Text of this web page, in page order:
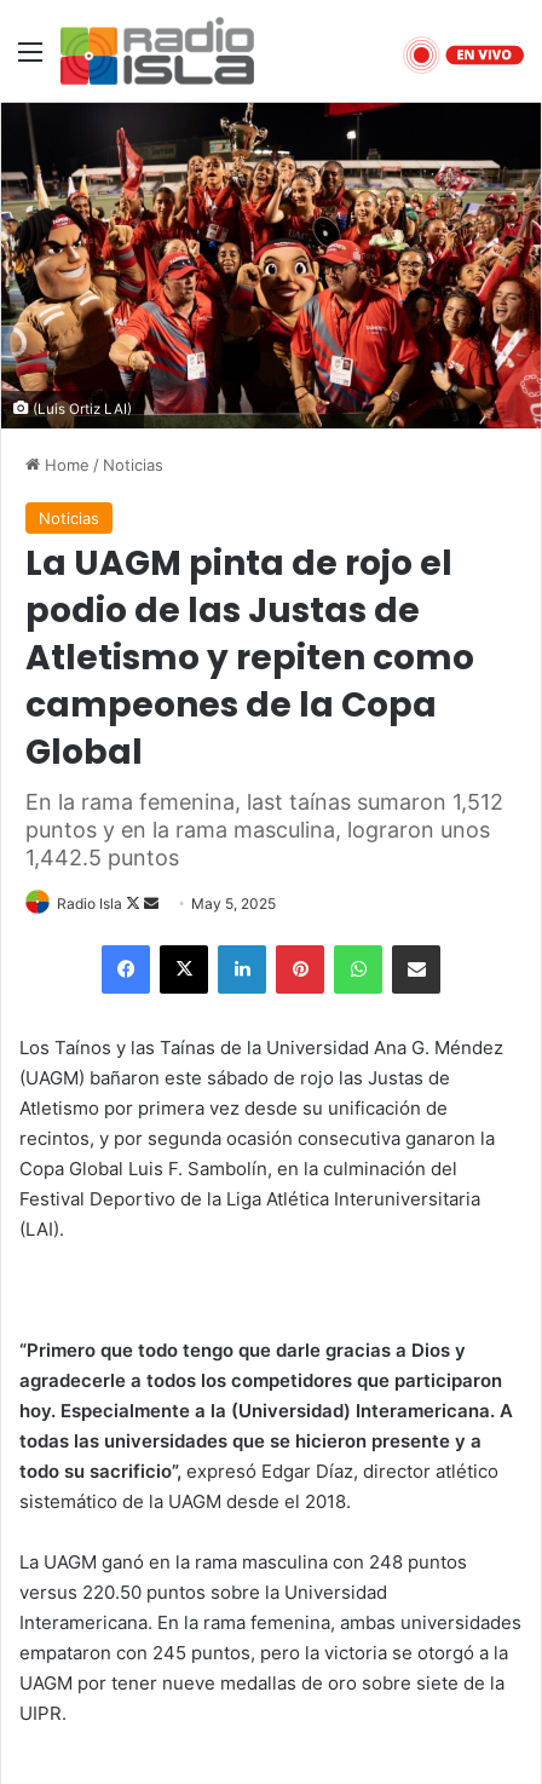
Menu
(Luis Ortiz LAI)
Home / Noticias
Noticias
La UAGM pinta de rojo el
podio de las Justas de
Atletismo y repiten como
campeones de la Copa
Global
En la rama femenina, last taínas sumaron 1,512
puntos y en la rama masculina, lograron unos
1,442.5 puntos
Radio Isla
Follow
Send
email
May 5, 2025
Facebook
X LinkedInPinterestWhatsAppShare via Email
Los Taínos y las Taínas de la Universidad Ana G. Méndez
(UAGM) bañaron este sábado de rojo las Justas de
Atletismo por primera vez desde su unificación de
recintos, y por segunda ocasión consecutiva ganaron la
Copa Global Luis F. Sambolín, en la culminación del
Festival Deportivo de la Liga Atlética Interuniversitaria
(LAI).
“Primero que todo tengo que darle gracias a Dios y
agradecerle a todos los competidores que participaron
hoy. Especialmente a la (Universidad) Interamericana. A
todas las universidades que se hicieron presente y a
todo su sacrificio”, expresó Edgar Díaz, director atlético
sistemático de la UAGM desde el 2018.
La UAGM ganó en la rama masculina con 248 puntos
versus 220.50 puntos sobre la Universidad
Interamericana. En la rama femenina, ambas universidades
empataron con 245 puntos, pero la victoria se otorgó a la
UAGM por tener nueve medallas de oro sobre siete de la
UIPR.